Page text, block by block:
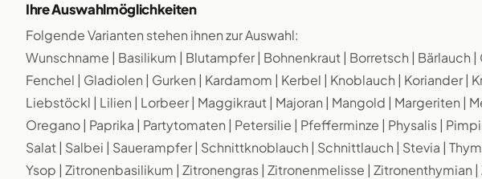
Ihre Auswahlmöglichkeiten
Folgende Varianten stehen ihnen zur Auswahl:
Wunschname | Basilikum | Blutampfer | Bohnenkraut | Borretsch | Bärlauch
Fenchel | Gladiolen | Gurken | Kardamom | Kerbel | Knoblauch | Koriander |
Liebstöckl | Lilien | Lorbeer | Maggikraut | Majoran | Mangold | Margeriten |
Oregano | Paprika | Partytomaten | Petersilie | Pfefferminze | Physalis |
Salat | Salbei | Sauerampfer | Schnittknoblauch | Schnittlauch | Stevia |
Ysop | Zitronenbasilikum | Zitronengras | Zitronenmelisse | Zitronenthymian